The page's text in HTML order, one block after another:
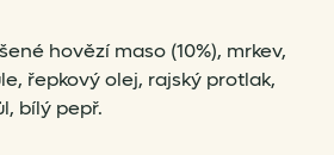
hovězí maso (10%), mrkev,
řepkový olej, rajský protlak,
bílý pepř.